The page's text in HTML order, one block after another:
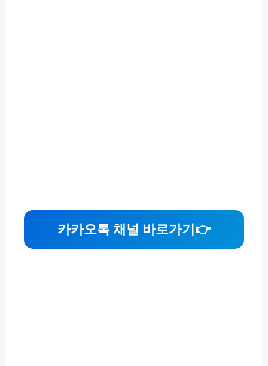
카카오톡 채널 바로가기👉